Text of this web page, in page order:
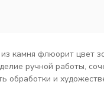
из камня флюорит цвет
ручной работы,
обработки и